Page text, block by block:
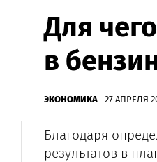
Для
в
ЭКОНОМИКА 27 АПРЕЛЯ
Благодаря
результатов в